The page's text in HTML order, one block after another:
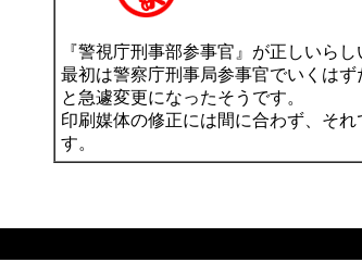
『警視庁刑事部参事官』が正しいらし
最初は警察庁刑事局参事官でいくは
と急遽変更になったそうです。
印刷媒体の修正には間に合わず、そ
す。